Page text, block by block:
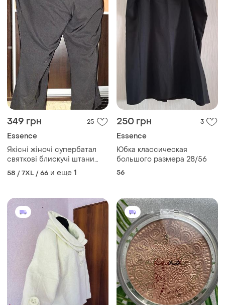
349 грн 25
Essence
Якісні жіночі супербатал
святкові блискучі штани
брюки палаццо широкі
стрейч essence 30
58 / 7XL / 66 и еще 1
250 грн 3
Essence
Юбка классическая
большого размера 28/56
56